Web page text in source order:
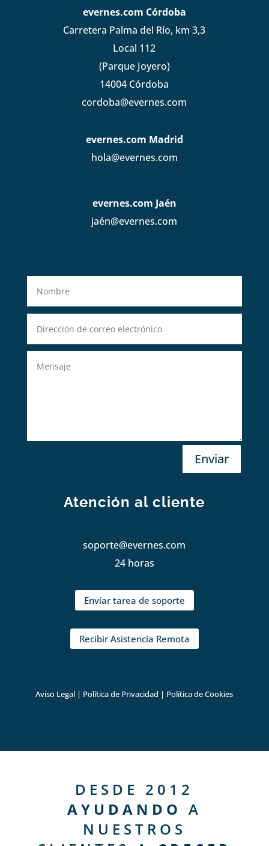
evernes.com Córdoba
Carretera Palma del Río, km 3,3
Local 112
(Parque Joyero)
14004 Córdoba
cordoba@evernes.com
evernes.com Madrid
hola@evernes.com
evernes.com Jaén
jaén@evernes.com
Enviar
Atención al cliente
soporte@evernes.com
24 horas
Envíar tarea de soporte
Recibir Asistencia Remota
Aviso Legal | Política de Privacidad | Política de Cookies
DESDE 2012
AYUDANDO A
NUESTROS